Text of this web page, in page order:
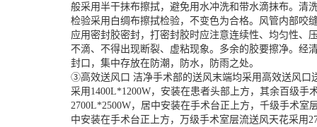
般采用半干抹布擦拭，避免用水冲洗和带水滴抹布。清
检验采用白绸布擦拭检验，不变色为合格。风管内部咬
应用密封胶密封，打密封胶时应注意连续性、均匀性、
不滴、不得出现断裂、虚粘现象。多余的胶要擦净。经
封口，集中存放在防潮，防水，防雨之处。
③高效送风口 洁净手术部的送风末端均采用高效送风口
采用1400L*1200W，安装在患者头部上方，其余百级手
2700L*2500W，居中安装在手术台正上方，千级手术室
中安装在手术台正上方，万级手术室层流送风天花采用